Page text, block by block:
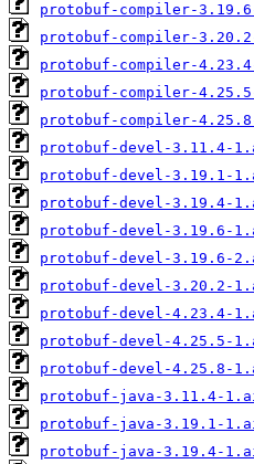
protobuf-compiler-
protobuf-compiler-
protobuf-compiler-
protobuf-compiler-
protobuf-compiler-
protobuf-devel-3.11.4-
protobuf-devel-3.19.1-
protobuf-devel-3.19.4-
protobuf-devel-3.19.6-
protobuf-devel-3.19.6-
protobuf-devel-3.20.2-
protobuf-devel-4.23.4-
protobuf-devel-4.25.5-
protobuf-devel-4.25.8-
protobuf-java-3.11.4-
protobuf-java-3.19.1-
protobuf-java-3.19.4-